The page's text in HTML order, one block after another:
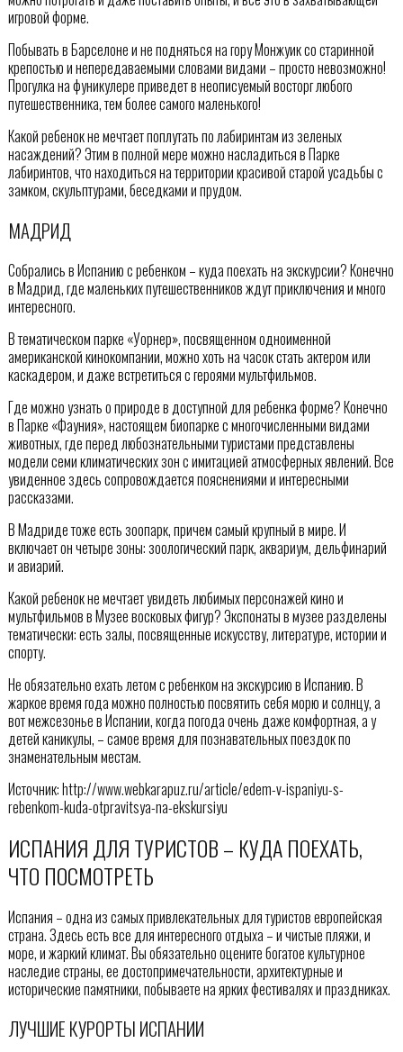
игровой форме.
Побывать в Барселоне и не подняться на гору Монжуик со старинной
крепостью и непередаваемыми словами видами – просто невозможно!
Прогулка на фуникулере приведет в неописуемый восторг любого
путешественника, тем более самого маленького!
Какой ребенок не мечтает поплутать по лабиринтам из зеленых
насаждений? Этим в полной мере можно насладиться в Парке
лабиринтов, что находиться на территории красивой старой усадьбы с
замком, скульптурами, беседками и прудом.
МАДРИД
Собрались в Испанию с ребенком – куда поехать на экскурсии? Конечно
в Мадрид, где маленьких путешественников ждут приключения и много
интересного.
В тематическом парке «Уорнер», посвященном одноименной
американской кинокомпании, можно хоть на часок стать актером или
каскадером, и даже встретиться с героями мультфильмов.
Где можно узнать о природе в доступной для ребенка форме? Конечно
в Парке «Фауния», настоящем биопарке с многочисленными видами
животных, где перед любознательными туристами представлены
модели семи климатических зон с имитацией атмосферных явлений. Все
увиденное здесь сопровождается пояснениями и интересными
рассказами.
В Мадриде тоже есть зоопарк, причем самый крупный в мире. И
включает он четыре зоны: зоологический парк, аквариум, дельфинарий
и авиарий.
Какой ребенок не мечтает увидеть любимых персонажей кино и
мультфильмов в Музее восковых фигур? Экспонаты в музее разделены
тематически: есть залы, посвященные искусству, литературе, истории и
спорту.
Не обязательно ехать летом с ребенком на экскурсию в Испанию. В
жаркое время года можно полностью посвятить себя морю и солнцу, а
вот межсезонье в Испании, когда погода очень даже комфортная, а у
детей каникулы, – самое время для познавательных поездок по
знаменательным местам.
Источник: http://www.webkarapuz.ru/article/edem-v-ispaniyu-s-
rebenkom-kuda-otpravitsya-na-ekskursiyu
ИСПАНИЯ ДЛЯ ТУРИСТОВ – КУДА ПОЕХАТЬ,
ЧТО ПОСМОТРЕТЬ
Испания – одна из самых привлекательных для туристов европейская
страна. Здесь есть все для интересного отдыха – и чистые пляжи, и
море, и жаркий климат. Вы обязательно оцените богатое культурное
наследие страны, ее достопримечательности, архитектурные и
исторические памятники, побываете на ярких фестивалях и праздниках.
ЛУЧШИЕ КУРОРТЫ ИСПАНИИ